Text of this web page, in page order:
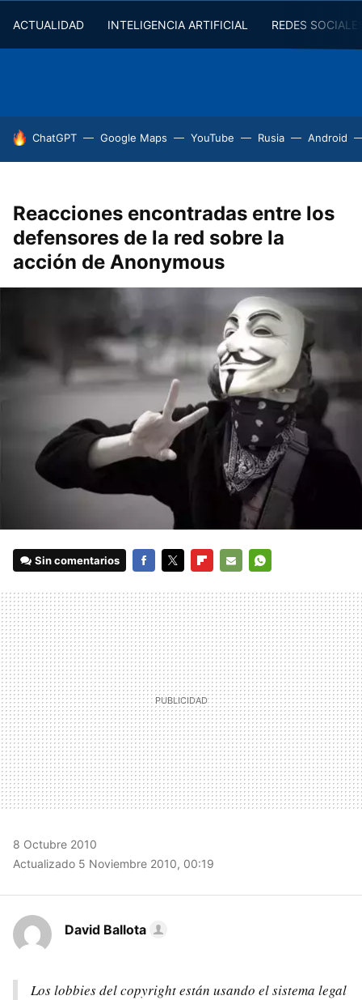
ACTUALIDAD INTELIGENCIA ARTIFICIAL REDES
HOY SE HABLA DE
ChatGPT Google Maps YouTube Rusia Android
Reacciones encontradas entre los
defensores de la red sobre la
acción de Anonymous
Sin comentarios
MAIL
8 Octubre 2010
Actualizado 5 Noviembre 2010, 00:19
David Ballota
Los lobbies del copyright están usando el sistema legal